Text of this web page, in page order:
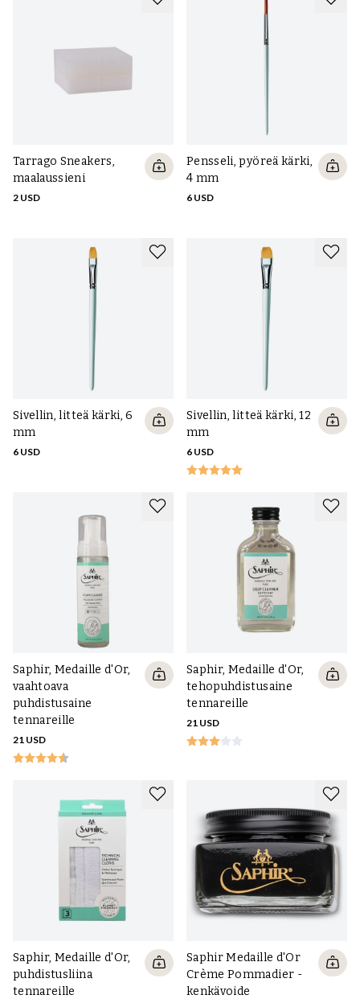
Tarrago Sneakers,
maalaussieni
2 USD
Pensseli, pyöreä kärki,
4 mm
6 USD
Sivellin, litteä kärki, 6
mm
6 USD
Sivellin, litteä kärki, 12
mm
6 USD
Saphir, Medaille d'Or,
vaahtoava
puhdistusaine
tennareille
21 USD
Saphir, Medaille d'Or,
tehopuhdistusaine
tennareille
21 USD
Saphir, Medaille d'Or,
puhdistusliina
tennareille
Saphir Medaille d'Or
Crème Pommadier -
kenkävoide